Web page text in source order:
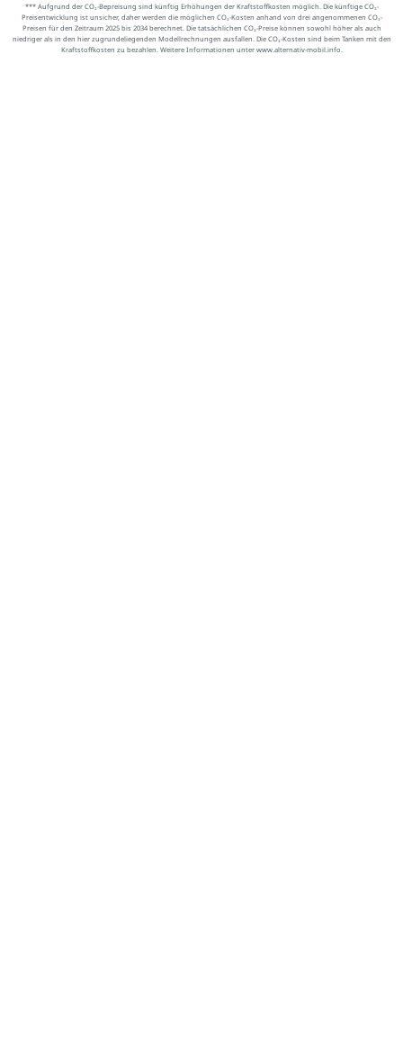
*** Aufgrund der CO₂-Bepreisung sind künftig Erhöhungen der Kraftstoffkosten möglich. Die künftige CO₂-
Preisentwicklung ist unsicher, daher werden die möglichen CO₂-Kosten anhand von drei angenommenen CO₂-
Preisen für den Zeitraum 2025 bis 2034 berechnet. Die tatsächlichen CO₂-Preise können sowohl höher als auch
niedriger als in den hier zugrundeliegenden Modellrechnungen ausfallen. Die CO₂-Kosten sind beim Tanken mit den
Kraftstoffkosten zu bezahlen. Weitere Informationen unter www.alternativ-mobil.info.